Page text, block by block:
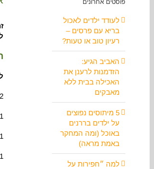
2 גזרים בינוניים חתוכים למקלות
1 זוקיני חתוך למקלות
1 בצל חתוך לרצועות דקות
1 פלפל אדום חתוך לרצועות
פוסטים אחרונים
לעודד ילדים לאכול
בריא עם פרסים –
רעיון טוב או טעות?
האביב הגיע:
הזדמנות לרענן את
האכילה בבית ללא
מאבקים
5 מיתוסים נפוצים
על ילדים בררנים
באוכל (ומה המחקר
באמת מראה)
למה ״חפירות על